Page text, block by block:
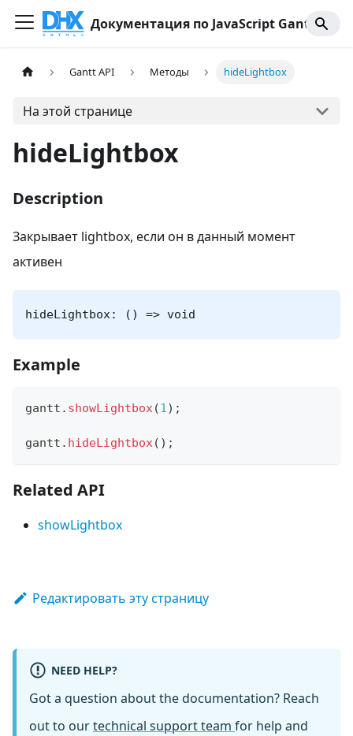
Документация по JavaScript Gantt
Gantt API Методы hideLightbox
На этой странице
hideLightbox
Description
Закрывает lightbox, если он в данный момент
активен
hideLightbox: () => void
Example
gantt . showLightbox(1) ;
gantt . hideLightbox( ) ;
Related API
showLightbox
Редактировать эту страницу
NEED HELP?
Got a question about the documentation? Reach
out to ourtechnical support team for help and